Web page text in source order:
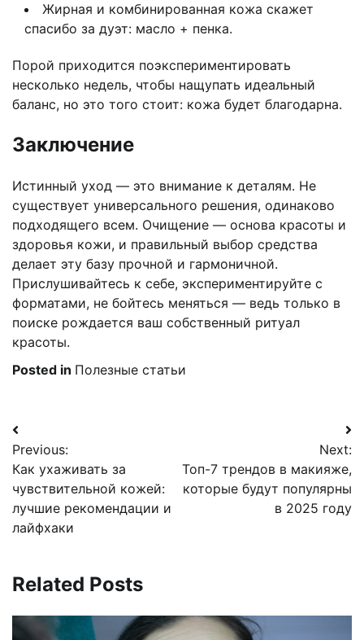
Жирная и комбинированная кожа скажет
спасибо за дуэт: масло + пенка.
Порой приходится поэкспериментировать
несколько недель, чтобы нащупать идеальный
баланс, но это того стоит: кожа будет благодарна.
Заключение
Истинный уход — это внимание к деталям. Не
существует универсального решения, одинаково
подходящего всем. Очищение — основа красоты и
здоровья кожи, и правильный выбор средства
делает эту базу прочной и гармоничной.
Прислушивайтесь к себе, экспериментируйте с
форматами, не бойтесь меняться — ведь только в
поиске рождается ваш собственный ритуал
красоты.
Posted in Полезные статьи
Навигация
по
записям
Previous:
Как ухаживать за
чувствительной кожей:
лучшие рекомендации и
лайфхаки
Next:
Топ-7 трендов в макияже,
которые будут популярны
в 2025 году
Related Posts